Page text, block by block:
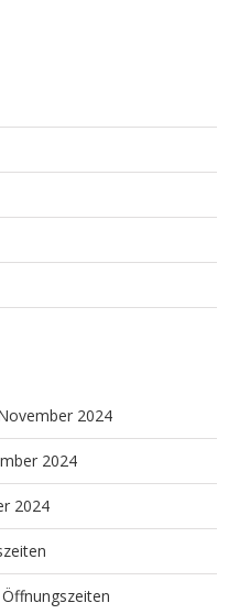
2024
2024
2024